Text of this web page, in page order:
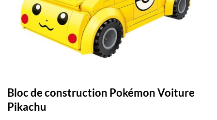
Bloc de construction Pokémon Voiture
Pikachu